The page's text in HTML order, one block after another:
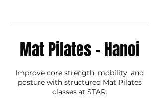
Mat Pilates - Hanoi
Improve core strength, mobility, and
posture with structured Mat Pilates
classes at STAR.